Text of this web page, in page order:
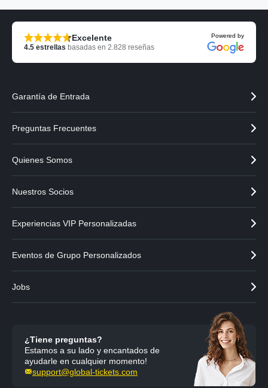
o
r
e
n
t
e
Excelente
4.5 estrellas basadas en 2.828 reseñas
Powered by
Garantía de Entrada
Preguntas Frecuentes
Quienes Somos
Nuestros Socios
Experiencias VIP Personalizadas
Eventos de Grupo Personalizados
Jobs
¿Tiene preguntas?
Estamos a su lado y encantados de
ayudarle en cualquier momento!
support@global-tickets.com